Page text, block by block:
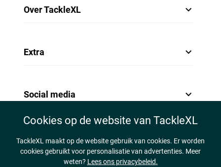
Over TackleXL
Extra
Social media
Cookies op de website van TackleXL
TackleXL maakt op de website gebruik van cookies. Er worden
cookies gebruikt voor personalisatie van advertenties. Meer
weten? Lees ons privacybeleid.